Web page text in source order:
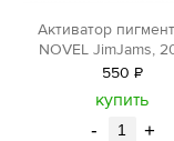
Активатор
NOVEL JimJams,
550 Р
уб.
купить
- +